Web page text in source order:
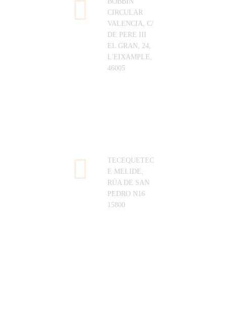
CIRCULAR
VALENCIA, C/
DE PERE III
EL GRAN, 24,
L'EIXAMPLE,
46005
TECEQUETEC
E MELIDE,
RÚA DE SAN
PEDRO N16
15800